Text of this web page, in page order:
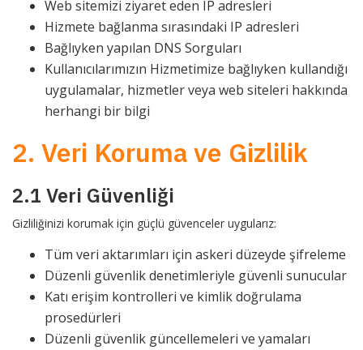
Web sitemizi ziyaret eden IP adresleri
Hizmete bağlanma sırasındaki IP adresleri
Bağlıyken yapılan DNS Sorguları
Kullanıcılarımızın Hizmetimize bağlıyken kullandığı
uygulamalar, hizmetler veya web siteleri hakkında
herhangi bir bilgi
2. Veri Koruma ve Gizlilik
2.1 Veri Güvenliği
Gizliliğinizi korumak için güçlü güvenceler uygularız:
Tüm veri aktarımları için askeri düzeyde şifreleme
Düzenli güvenlik denetimleriyle güvenli sunucular
Katı erişim kontrolleri ve kimlik doğrulama
prosedürleri
Düzenli güvenlik güncellemeleri ve yamaları